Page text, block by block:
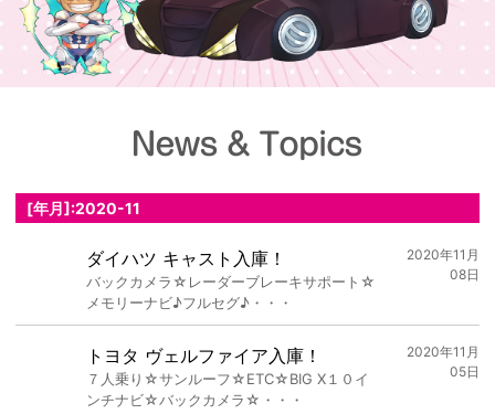
[年月]:2020-11
ダイハツ キャスト入庫！
バックカメラ☆レーダーブレーキサポート☆
メモリーナビ♪フルセグ♪・・・
2020年11月
08日
トヨタ ヴェルファイア入庫！
７人乗り☆サンルーフ☆ETC☆BIG X１０イ
ンチナビ☆バックカメラ☆・・・
2020年11月
05日